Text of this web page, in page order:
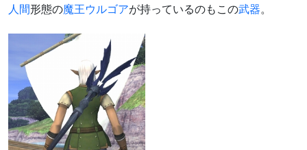
人間形態の魔王ウルゴアが持っているのもこの武器。